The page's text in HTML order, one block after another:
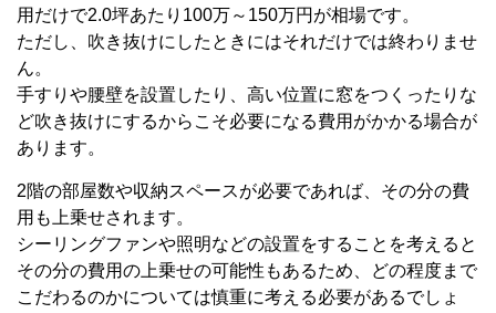
用だけで2.0坪あたり 100万～ 150万円が相場です。
ただし、吹き抜けにしたときにはそれだけでは終わりませ
ん。
手すりや腰壁を設置したり、高い位置に窓をつくったりな
ど吹き抜けにするからこそ必要になる費用がかかる場合が
あります。
2階の部屋数や収納スペースが必要であれば、その分の費
用も上乗せされます。
シーリングファンや照明などの設置をすることを考えると
その分の費用の上乗せの可能性もあるため、どの程度まで
こだわるのかについては慎重に考える必要があるでしょ